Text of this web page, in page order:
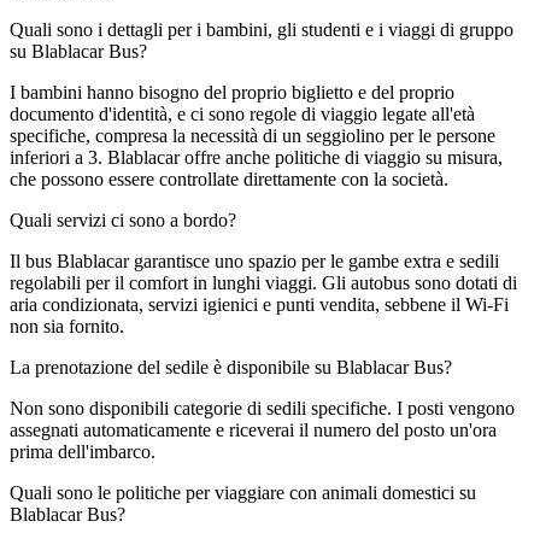
Quali sono i dettagli per i bambini, gli studenti e i viaggi di gruppo
su Blablacar Bus?
I bambini hanno bisogno del proprio biglietto e del proprio
documento d'identità, e ci sono regole di viaggio legate all'età
specifiche, compresa la necessità di un seggiolino per le persone
inferiori a 3. Blablacar offre anche politiche di viaggio su misura,
che possono essere controllate direttamente con la società.
Quali servizi ci sono a bordo?
Il bus Blablacar garantisce uno spazio per le gambe extra e sedili
regolabili per il comfort in lunghi viaggi. Gli autobus sono dotati di
aria condizionata, servizi igienici e punti vendita, sebbene il Wi-Fi
non sia fornito.
La prenotazione del sedile è disponibile su Blablacar Bus?
Non sono disponibili categorie di sedili specifiche. I posti vengono
assegnati automaticamente e riceverai il numero del posto un'ora
prima dell'imbarco.
Quali sono le politiche per viaggiare con animali domestici su
Blablacar Bus?